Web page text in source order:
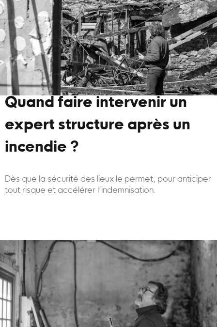
Quand faire intervenir un
expert structure après un
incendie ?
Dès que la sécurité des lieux le permet, pour anticiper
tout risque et accélérer l’indemnisation.